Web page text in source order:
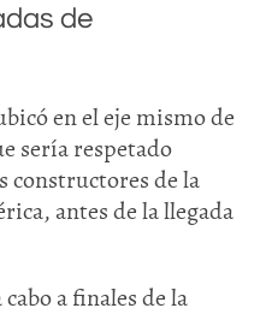
de
en el eje mismo de
sería respetado
constructores de la
antes de la llegada
a finales de la